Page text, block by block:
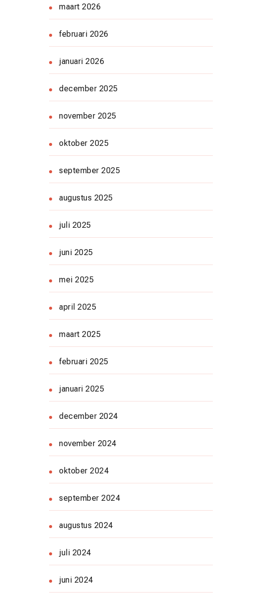
maart 2026
februari 2026
januari 2026
december 2025
november 2025
oktober 2025
september 2025
augustus 2025
juli 2025
juni 2025
mei 2025
april 2025
maart 2025
februari 2025
januari 2025
december 2024
november 2024
oktober 2024
september 2024
augustus 2024
juli 2024
juni 2024